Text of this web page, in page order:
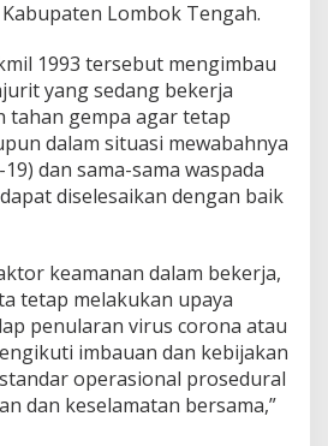
Lombok Tengah.
1993 tersebut mengimbau
yang sedang bekerja
tahan gempa agar tetap
dalam situasi mewabahnya
dan sama-sama waspada
diselesaikan dengan baik
keamanan dalam bekerja,
tetap melakukan upaya
penularan virus corona atau
imbauan dan kebijakan
operasional prosedural
dan keselamatan bersama,”